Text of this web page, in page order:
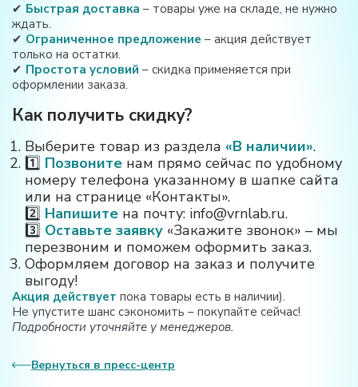
✔ Быстрая доставка – товары уже на складе, не нужно
ждать.
✔ Ограниченное предложение – акция действует
только на остатки.
✔ Простота условий – скидка применяется при
оформлении заказа.
Как получить скидку?
Выберите товар из раздела «В наличии».
1️⃣ Позвоните нам прямо сейчас по удобному
номеру телефона указанному в шапке сайта
или на странице «Контакты».
2️⃣ Напишите на почту: info@vrnlab.ru.
3️⃣ Оставьте заявку «Закажите звонок» – мы
перезвоним и поможем оформить заказ.
Оформляем договор на заказ и получите
выгоду!
Акция действует пока товары есть в наличии).
Не упустите шанс сэкономить – покупайте сейчас!
Подробности уточняйте у менеджеров.
Вернуться в пресс-центр